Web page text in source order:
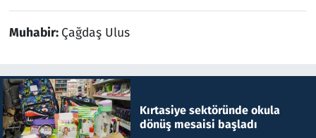
Muhabir: Çağdaş Ulus
Kırtasiye sektöründe okula
dönüş mesaisi başladı